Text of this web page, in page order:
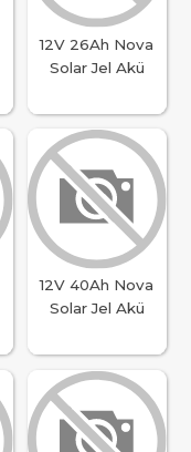
12V 26Ah Nova
Solar Jel Akü
12V 40Ah Nova
Solar Jel Akü